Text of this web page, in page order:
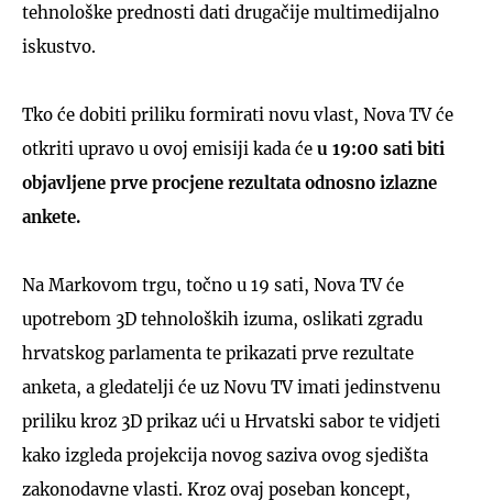
tehnološke prednosti dati drugačije multimedijalno
iskustvo.
Tko će dobiti priliku formirati novu vlast, Nova TV će
otkriti upravo u ovoj emisiji kada će u 19:00 sati biti
objavljene prve procjene rezultata odnosno izlazne
ankete.
Na Markovom trgu, točno u 19 sati, Nova TV će
upotrebom 3D tehnoloških izuma, oslikati zgradu
hrvatskog parlamenta te prikazati prve rezultate
anketa, a gledatelji će uz Novu TV imati jedinstvenu
priliku kroz 3D prikaz ući u Hrvatski sabor te vidjeti
kako izgleda projekcija novog saziva ovog sjedišta
zakonodavne vlasti. Kroz ovaj poseban koncept,